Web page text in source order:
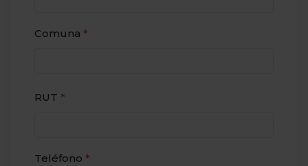
Comuna *
RUT *
Teléfono *